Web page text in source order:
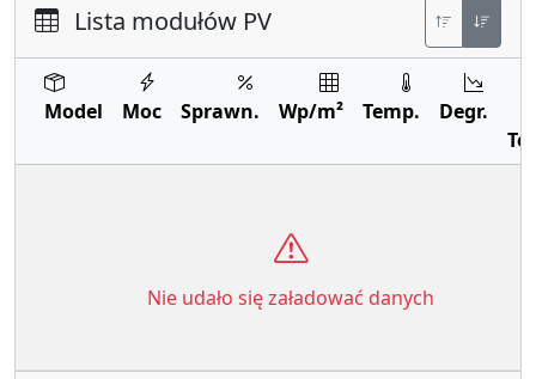
Lista modułów PV
Model Moc Sprawn. Wp/m² Temp.
Degr.
Nie udało się załadować danych